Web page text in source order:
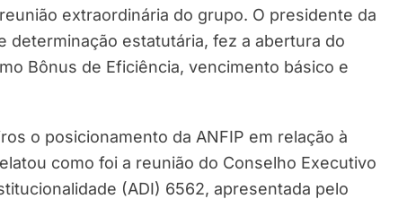
extraordinária do grupo. O presidente da
determinação estatutária, fez a abertura do
Bônus de Eficiência, vencimento básico e
o posicionamento da ANFIP em relação à
como foi a reunião do Conselho Executivo
(ADI) 6562, apresentada pelo